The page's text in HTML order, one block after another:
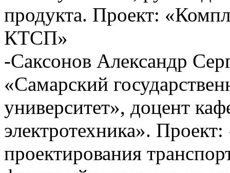
продукта. Проект:
КТСП»
-Саксонов Александр
«Самарский
университет», доцент
электротехника».
проектирования